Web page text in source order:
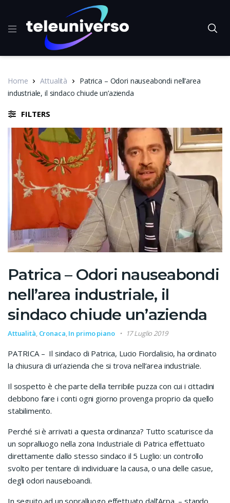
Home Attualità
Patrica – Odori nauseabondi nell’area
industriale, il sindaco chiude un’azienda
FILTERS
Patrica – Odori nauseabondi
nell’area industriale, il
sindaco chiude un’azienda
Attualità Cronaca In primo piano 17 Luglio 2019
PATRICA – Il sindaco di Patrica, Lucio Fiordalisio, ha ordinato
la chiusura di un’azienda che si trova nell’area industriale.
Il sospetto è che parte della terribile puzza con cui i cittadini
debbono fare i conti ogni giorno provenga proprio da quello
stabilimento.
Perché si è arrivati a questa ordinanza? Tutto scaturisce da
un sopralluogo nella zona Industriale di Patrica effettuato
direttamente dallo stesso sindaco il 5 Luglio: un controllo
svolto per tentare di individuare la causa, o una delle casue,
degli odori nauseboandi.
In seguito ad un sopralluogo effettuato dall’Arpa – stando